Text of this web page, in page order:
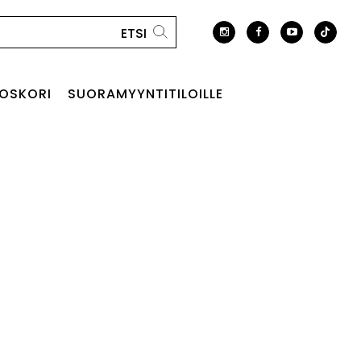
SUORAMYYNTITILOILLE